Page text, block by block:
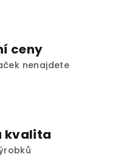
ceny
nenajdete
kvalita